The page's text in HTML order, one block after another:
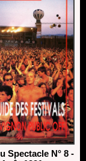
Spectacle N° 8 -